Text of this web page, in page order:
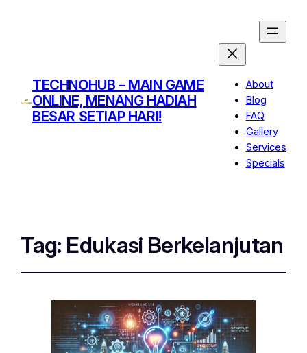
TECHNOHUB – MAIN GAME
ONLINE, MENANG HADIAH
BESAR SETIAP HARI!
About
Blog
FAQ
Gallery
Services
Specials
Tag: Edukasi Berkelanjutan